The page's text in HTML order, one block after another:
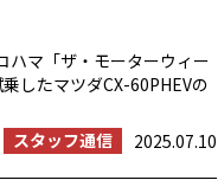
ハマ「ザ・モーターウィー
したマツダCX-60PHEVの
スタッフ通信
2025.07.10